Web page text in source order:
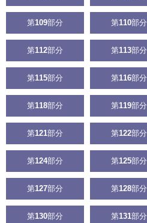
第109部分 第110部分
第112部分 第113部分
第115部分 第116部分
第118部分 第119部分
第121部分 第122部分
第124部分 第125部分
第127部分 第128部分
第130部分 第131部分